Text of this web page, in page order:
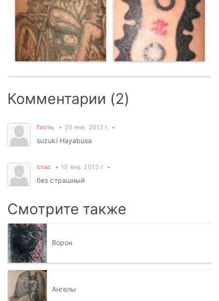
Комментарии (2)
Гость 20 янв. 2013 г.
suzuki Hayabusa
стас 15 янв. 2013 г.
без страшный
Смотрите также
Ворон
Ангелы